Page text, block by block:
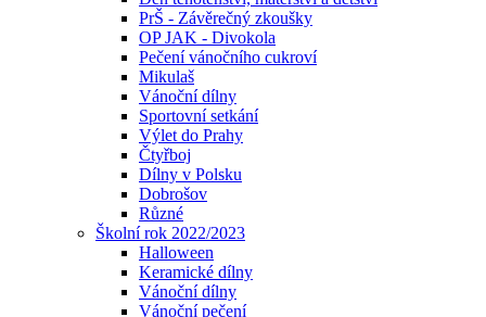
PrŠ - Závěrečný zkoušky
OP JAK - Divokola
Pečení vánočního cukroví
Mikulaš
Vánoční dílny
Sportovní setkání
Výlet do Prahy
Čtyřboj
Dílny v Polsku
Dobrošov
Různé
Školní rok 2022/2023
Halloween
Keramické dílny
Vánoční dílny
Vánoční pečení